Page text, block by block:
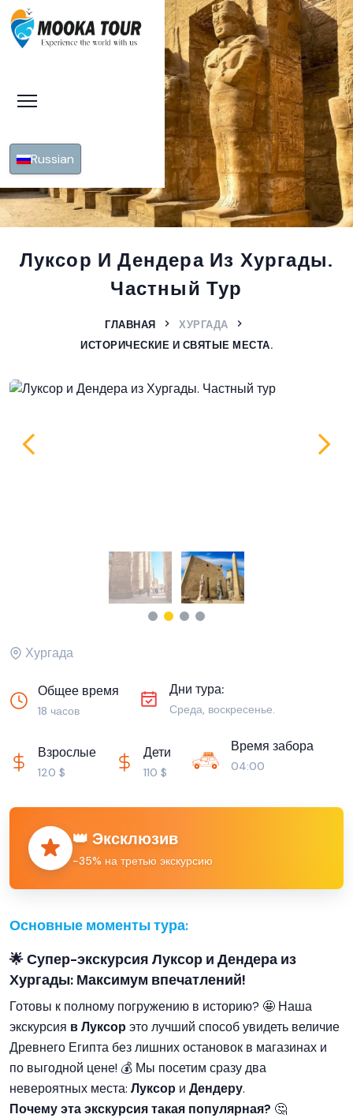
Russian
Луксор И Дендера Из Хургады.
Частный Тур
ГЛАВНАЯ
ХУРГАДА
ИСТОРИЧЕСКИЕ И СВЯТЫЕ МЕСТА.
Хургада
Общее время
18 часов
Дни тура:
Среда, воскресенье.
Взрослые
120 $
Дети
110 $
Время забора
04:00
👑 Эксклюзив
−35% на третью экскурсию
Основные моменты тура:
🌟 Супер-экскурсия Луксор и Дендера из
Хургады: Максимум впечатлений!
Готовы к полному погружению в историю? 🤩 Наша
экскурсия в Луксор это лучший способ увидеть величие
Древнего Египта без лишних остановок в магазинах и
по выгодной цене! 💰 Мы посетим сразу два
невероятных места: Луксор и Дендеру.
Почему эта экскурсия такая популярная? 🤔